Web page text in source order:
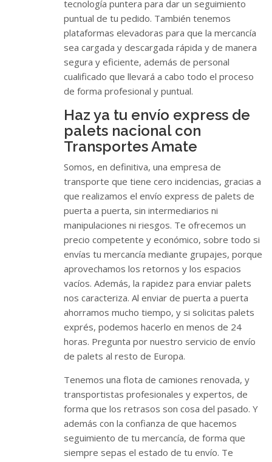
tecnología puntera para dar un seguimiento
puntual de tu pedido. También tenemos
plataformas elevadoras para que la mercancía
sea cargada y descargada rápida y de manera
segura y eficiente, además de personal
cualificado que llevará a cabo todo el proceso
de forma profesional y puntual.
Haz ya tu envío express de
palets nacional con
Transportes Amate
Somos, en definitiva, una empresa de
transporte que tiene cero incidencias, gracias a
que realizamos el envío express de palets de
puerta a puerta, sin intermediarios ni
manipulaciones ni riesgos. Te ofrecemos un
precio competente y económico, sobre todo si
envías tu mercancía mediante grupajes, porque
aprovechamos los retornos y los espacios
vacíos. Además, la rapidez para enviar palets
nos caracteriza. Al enviar de puerta a puerta
ahorramos mucho tiempo, y si solicitas palets
exprés, podemos hacerlo en menos de 24
horas. Pregunta por nuestro servicio de envío
de palets al resto de Europa.
Tenemos una flota de camiones renovada, y
transportistas profesionales y expertos, de
forma que los retrasos son cosa del pasado. Y
además con la confianza de que hacemos
seguimiento de tu mercancía, de forma que
siempre sepas el estado de tu envío. Te